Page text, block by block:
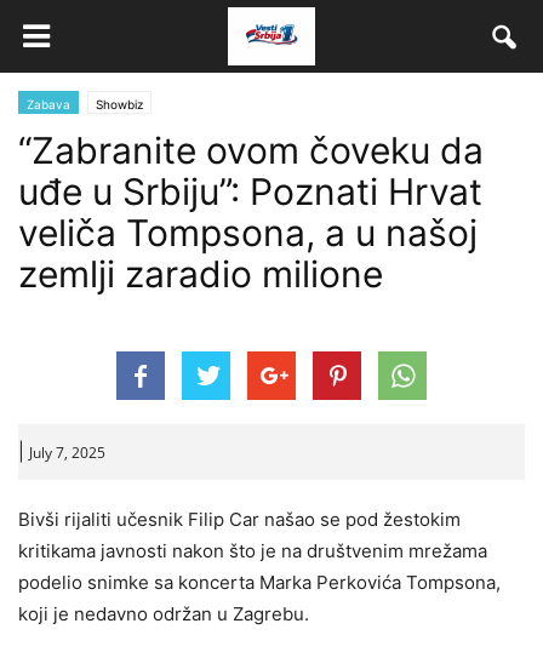
Zabava Showbiz
“Zabranite ovom čoveku da
uđe u Srbiju”: Poznati Hrvat
veliča Tompsona, a u našoj
zemlji zaradio milione
July 7, 2025
Bivši rijaliti učesnik Filip Car našao se pod žestokim
kritikama javnosti nakon što je na društvenim mrežama
podelio snimke sa koncerta Marka Perkovića Tompsona,
koji je nedavno održan u Zagrebu.